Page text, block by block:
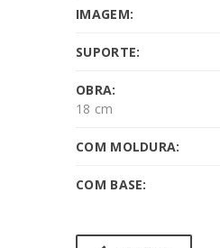
IMAGEM:
SUPORTE:
OBRA:
18 cm
COM MOLDURA:
COM BASE: